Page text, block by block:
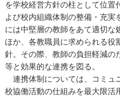
を学校経営方針の柱として位置
よび校内組織体制の整備・充実
には中堅層の教師をあて適切な
ほか、各教職員に求められる役
針。その際、教師の負担軽減の
等と効果的な連携を図る。
連携体制については、コミュ
校協働活動の仕組みを最大限活